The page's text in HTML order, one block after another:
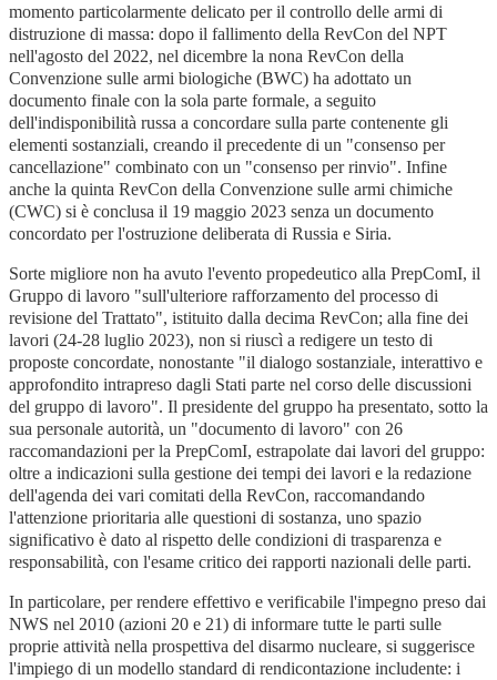
momento particolarmente delicato per il controllo delle armi di
distruzione di massa: dopo il fallimento della RevCon del NPT
nell'agosto del 2022, nel dicembre la nona RevCon della
Convenzione sulle armi biologiche (BWC) ha adottato un
documento finale con la sola parte formale, a seguito
dell'indisponibilità russa a concordare sulla parte contenente gli
elementi sostanziali, creando il precedente di un "consenso per
cancellazione" combinato con un "consenso per rinvio". Infine
anche la quinta RevCon della Convenzione sulle armi chimiche
(CWC) si è conclusa il 19 maggio 2023 senza un documento
concordato per l'ostruzione deliberata di Russia e Siria.
Sorte migliore non ha avuto l'evento propedeutico alla PrepComI, il
Gruppo di lavoro "sull'ulteriore rafforzamento del processo di
revisione del Trattato", istituito dalla decima RevCon; alla fine dei
lavori (24-28 luglio 2023), non si riuscì a redigere un testo di
proposte concordate, nonostante "il dialogo sostanziale, interattivo e
approfondito intrapreso dagli Stati parte nel corso delle discussioni
del gruppo di lavoro". Il presidente del gruppo ha presentato, sotto la
sua personale autorità, un "documento di lavoro" con 26
raccomandazioni per la PrepComI, estrapolate dai lavori del gruppo:
oltre a indicazioni sulla gestione dei tempi dei lavori e la redazione
dell'agenda dei vari comitati della RevCon, raccomandando
l'attenzione prioritaria alle questioni di sostanza, uno spazio
significativo è dato al rispetto delle condizioni di trasparenza e
responsabilità, con l'esame critico dei rapporti nazionali delle parti.
In particolare, per rendere effettivo e verificabile l'impegno preso dai
NWS nel 2010 (azioni 20 e 21) di informare tutte le parti sulle
proprie attività nella prospettiva del disarmo nucleare, si suggerisce
l'impiego di un modello standard di rendicontazione includente: i